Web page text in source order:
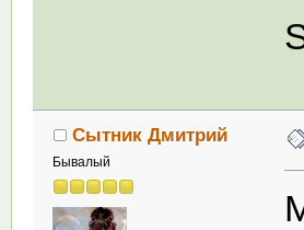
Сытник Дмитрий
Бывалый